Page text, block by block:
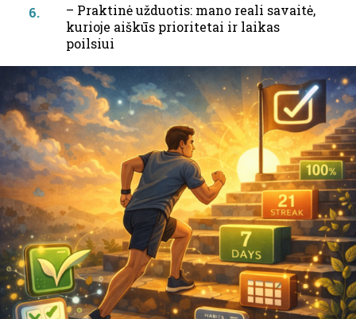
– Praktinė užduotis: mano reali savaitė,
kurioje aiškūs prioritetai ir laikas
poilsiui